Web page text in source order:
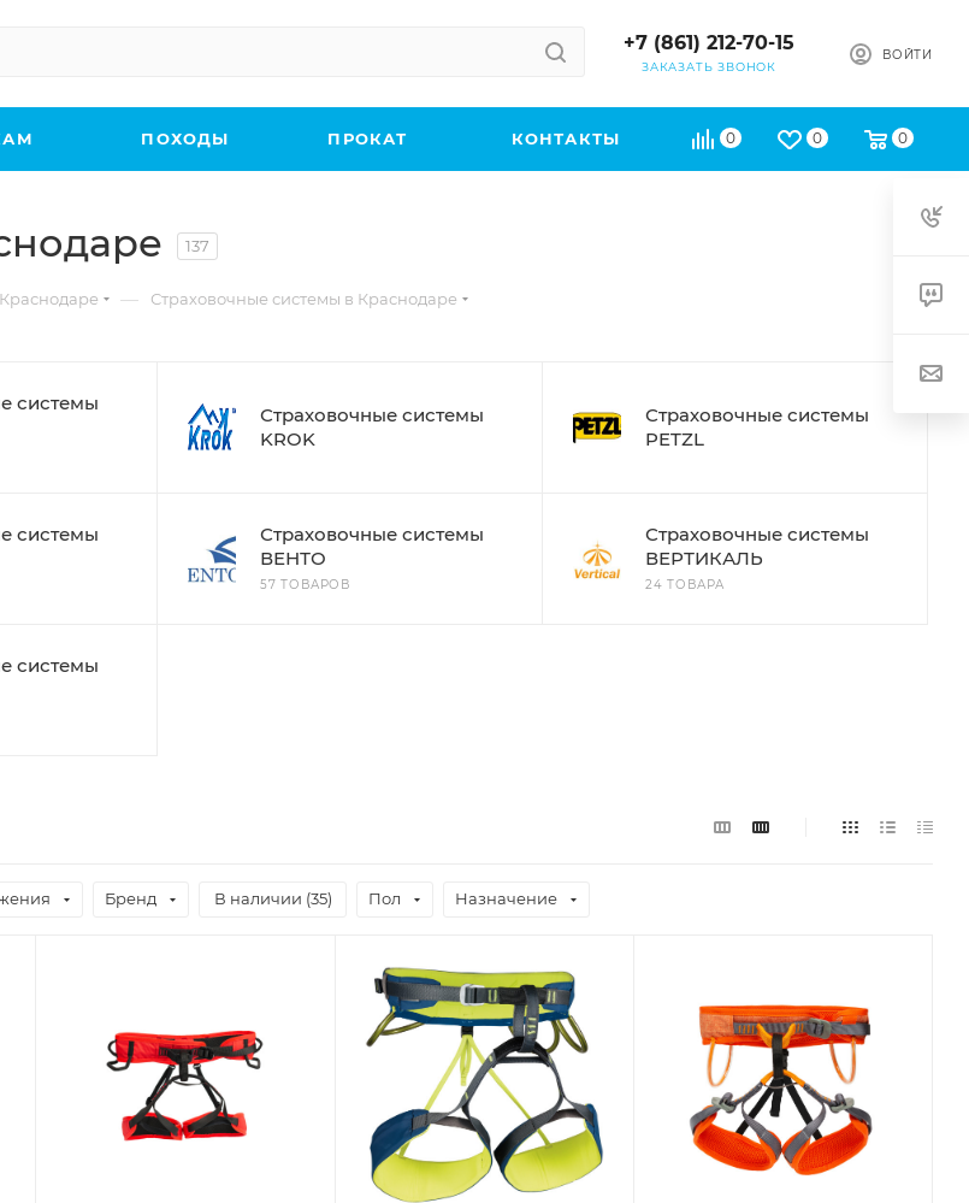
+7 (861) 212-70-15
ЗАКАЗАТЬ ЗВОНОК
ВОЙТИ
0 0 0
ПОХОДЫ ПРОКАТ КОНТАКТЫ
137
— Страховочные системы в Краснодаре
системы
Страховочные системы
KROK
Страховочные системы
PETZL
системы
Страховочные системы
ВЕНТО
57 ТОВАРОВ
Страховочные системы
ВЕРТИКАЛЬ
24 ТОВАРА
системы
Бренд В наличии (35) Пол Назначение